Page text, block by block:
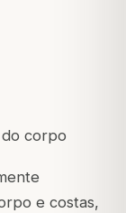
corpo
e costas,